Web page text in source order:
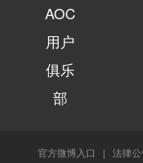
AOC
用户
俱乐
部
官方微博入口 | 法律